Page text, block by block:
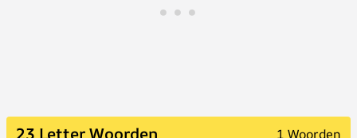
23 Letter Woorden 1 Woorden